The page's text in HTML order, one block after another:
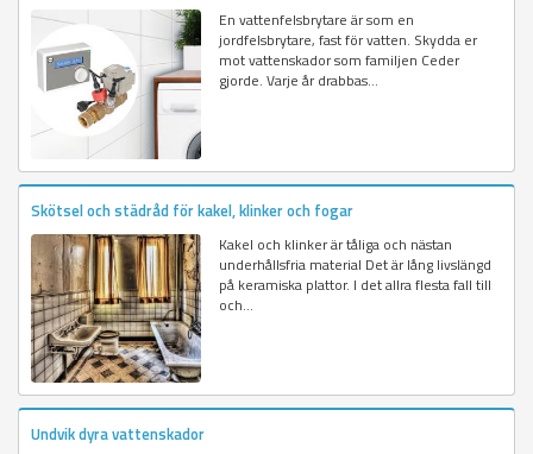
En vattenfelsbrytare är som en
jordfelsbrytare, fast för vatten. Skydda er
mot vattenskador som familjen Ceder
gjorde. Varje år drabbas...
Skötsel och städråd för kakel, klinker och fogar
Kakel och klinker är tåliga och nästan
underhållsfria material Det är lång livslängd
på keramiska plattor. I det allra flesta fall till
och...
Undvik dyra vattenskador